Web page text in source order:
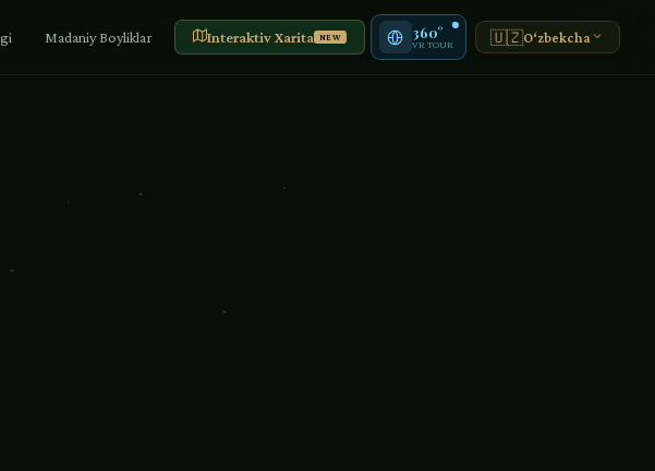
Madaniy Boyliklar Interaktiv Xarita NEW 360°
VR TOUR 🇺🇿O‘zbekcha